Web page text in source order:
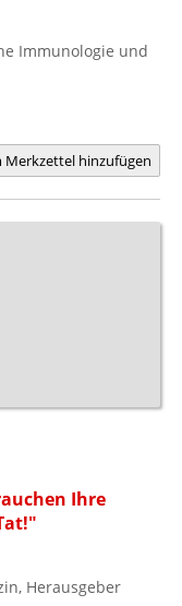
Immunologie und
Merkzettel hinzufügen
Ihre
Herausgeber